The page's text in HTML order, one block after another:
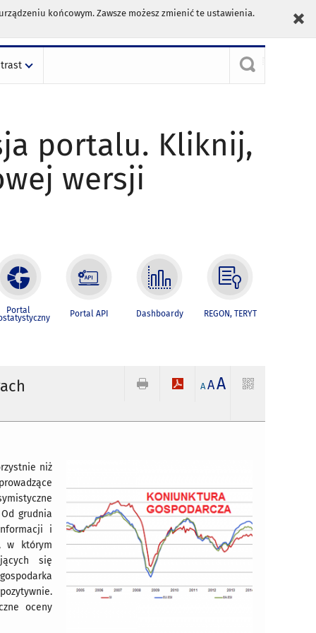
końcowym. Zawsze możesz zmienić te ustawienia.
portalu. Kliknij,
wersji
Portal Portal API Dashboardy REGON, TERYT
A AA
niż
grudnia
i
w którym
się
oceny